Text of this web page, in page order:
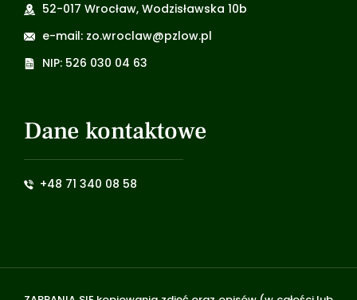
52-017 Wrocław, Wodzisławska 10b
e-mail: zo.wroclaw@pzlow.pl
NIP: 526 030 04 63
Dane kontaktowe
+48 71 340 08 58